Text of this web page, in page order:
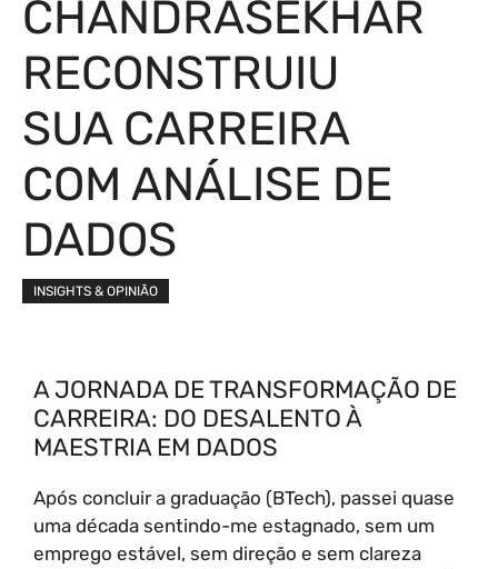
CHANDRASEKHAR
RECONSTRUIU
SUA CARREIRA
COM ANÁLISE DE
DADOS
INSIGHTS & OPINIÃO
A JORNADA DE TRANSFORMAÇÃO DE
CARREIRA: DO DESALENTO À
MAESTRIA EM DADOS
Após concluir a graduação (BTech), passei quase
uma década sentindo-me estagnado, sem um
emprego estável, sem direção e sem clareza